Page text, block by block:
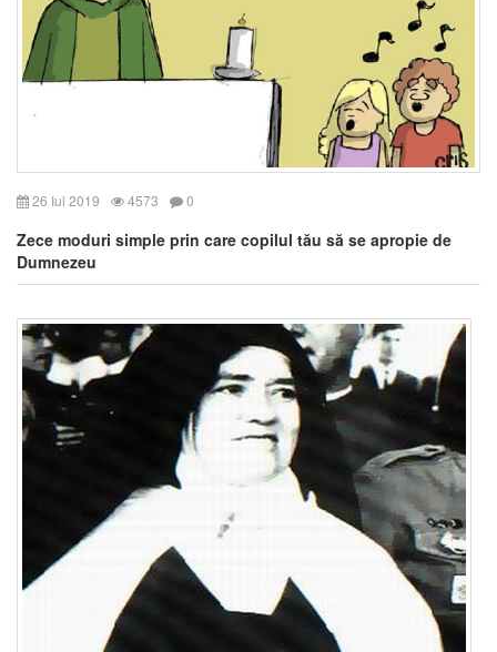
26 Iul 2019 4573 0
Zece moduri simple prin care copilul tău să se apropie de
Dumnezeu